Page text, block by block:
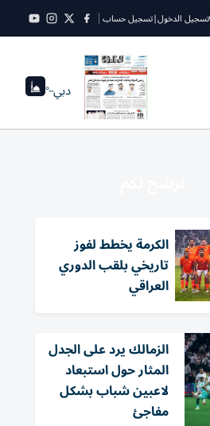
تسجيل الدخول|تسجيل حساب
دبي--°
الكرمة يخطط لفوز
تاريخي بلقب الدوري
العراقي
الزمالك يرد على الجدل
المثار حول استبعاد
لاعبين شباب بشكل
مفاجئ